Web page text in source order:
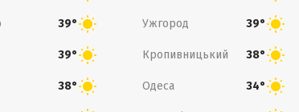
39° Ужгород 39°
39° Кропивницький 38°
38° Одеса 34°